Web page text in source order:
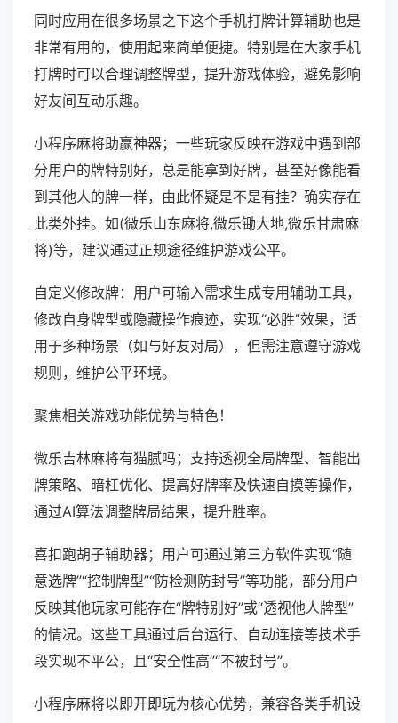
同时应用在很多场景之下这个手机打牌计算辅助也是
非常有用的，使用起来简单便捷。特别是在大家手机
打牌时可以合理调整牌型，提升游戏体验，避免影响
好友间互动乐趣。
小程序麻将助赢神器；一些玩家反映在游戏中遇到部
分用户的牌特别好，总是能拿到好牌，甚至好像能看
到其他人的牌一样，由此怀疑是不是有挂？确实存在
此类外挂。如(微乐山东麻将,微乐锄大地,微乐甘肃麻
将)等，建议通过正规途径维护游戏公平。
自定义修改牌：用户可输入需求生成专用辅助工具，
修改自身牌型或隐藏操作痕迹，实现“必胜”效果，适
用于多种场景（如与好友对局），但需注意遵守游戏
规则，维护公平环境。
聚焦相关游戏功能优势与特色！
微乐吉林麻将有猫腻吗；支持透视全局牌型、智能出
牌策略、暗杠优化、提高好牌率及快速自摸等操作，
通过AI算法调整牌局结果，提升胜率。
喜扣跑胡子辅助器；用户可通过第三方软件实现“随
意选牌”“控制牌型”“防检测防封号”等功能，部分用户
反映其他玩家可能存在“牌特别好”或“透视他人牌型”
的情况。这些工具通过后台运行、自动连接等技术手
段实现不平公，且“安全性高”“不被封号”。
小程序麻将以即开即玩为核心优势，兼容各类手机设